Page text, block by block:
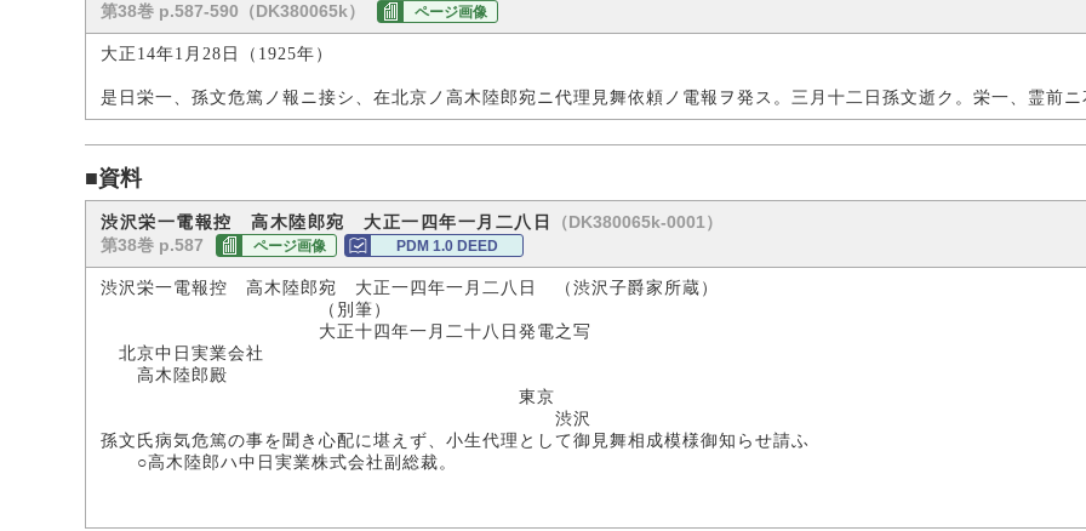
第38巻 p.587-590（DK380065k） ページ画像
大正14年1月28日（1925年）
是日栄一、孫文危篤ノ報ニ接シ、在北京ノ高木陸郎宛ニ代理見舞依頼ノ電報ヲ発ス。三月十二日孫文逝ク。栄一、霊前ニ
■資料
渋沢栄一電報控 高木陸郎宛 大正一四年一月二八日
（DK380065k-0001）
第38巻 p.587
ページ画像 PDM 1.0 DEED
渋沢栄一電報控 高木陸郎宛 大正一四年一月二八日 （渋沢子爵家所蔵）
（別筆）
大正十四年一月二十八日発電之写
北京中日実業会社
高木陸郎殿
東京
渋沢
孫文氏病気危篤の事を聞き心配に堪えず、小生代理として御見舞相成模様御知らせ請ふ
○高木陸郎ハ中日実業株式会社副総裁。